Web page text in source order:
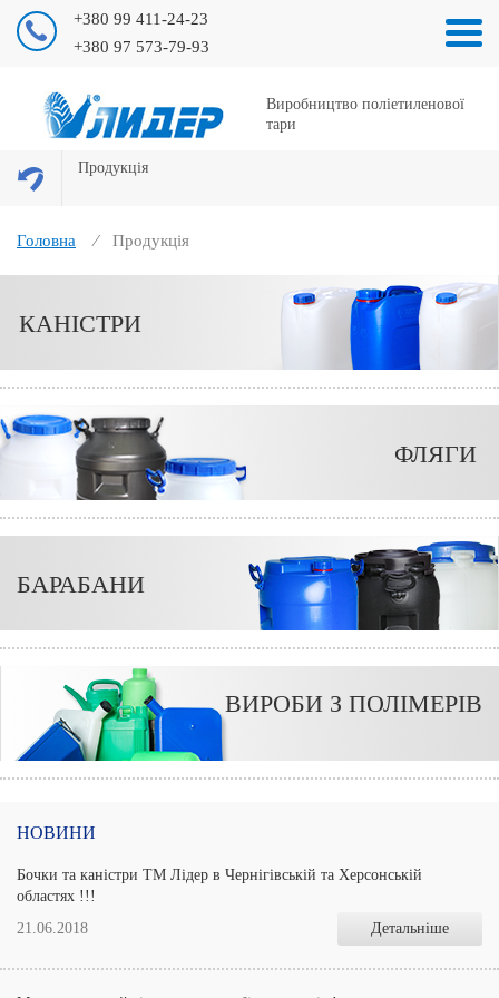
+380 99 411-24-23
+380 97 573-79-93
Виробництво поліетиленової
тари
Продукція
Головна Продукція
КАНІСТРИ
ФЛЯГИ
БАРАБАНИ
ВИРОБИ З ПОЛІМЕРІВ
НОВИНИ
Бочки та каністри ТМ Лідер в Чернігівській та Херсонській
областях !!!
21.06.2018
Детальніше